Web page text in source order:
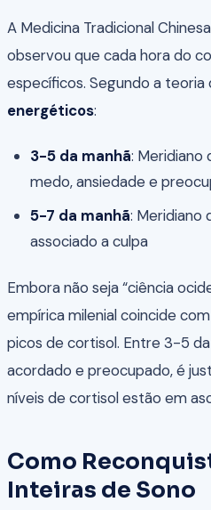
A Medicina Tradicional
observou que cada hora do
específicos. Segundo a teoria
energéticos:
3-5 da manhã: Meridiano
medo, ansiedade e
5-7 da manhã: Meridiano
associado a culpa
Embora não seja “ciência
empírica milenial coincide
picos de cortisol. Entre 3-5
acordado e preocupado, é
níveis de cortisol estão em
Como
Inteiras de Sono